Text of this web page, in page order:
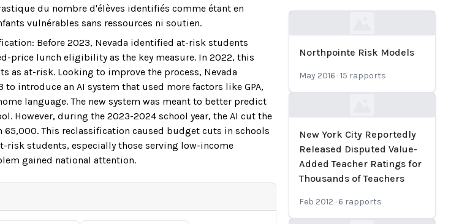
du nombre d'élèves identifiés comme étant en
vulnérables sans ressources ni soutien.
Before 2023, Nevada identified at-risk students
price lunch eligibility as the key measure. In 2022, this
as at-risk. Looking to improve the process, Nevada
introduce an AI system that used more factors like GPA,
language. The new system was meant to better predict
However, during the 2023-2024 school year, the AI cut the
This reclassification caused budget cuts in schools
risk students, especially those serving low-income
gained national attention.
Northpointe Risk Models
May 2016 ·15 rapports
New York City Reportedly
Released Disputed Value-
Added Teacher Ratings for
Thousands of Teachers
Feb 2012 · 6 rapports